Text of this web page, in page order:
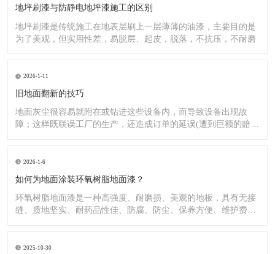
地坪刷漆与防静电地坪漆施工的区别
地坪刷漆是传统施工在地表层刷上一层薄薄的油漆，主要目的是
为了美观，但实用性差，易脱层、起皮，脱落，不抗压，不耐磨
2026-1-11
旧地面翻新的技巧
地面灰尘很容易就附在或钻进这些设备内，而导致设备出现故
障；这样既联误工厂的生产，还造成订单的延误(遭到巨额的赔
2026-1-6
如何为地面涂装环氧树脂地面漆？
环氧树脂地面漆是一种高强度、耐磨损、美观的地板，具有无接
缝、质地坚实、耐药品性佳、防腐、防尘、保养方便、维护费用
2025-10-30